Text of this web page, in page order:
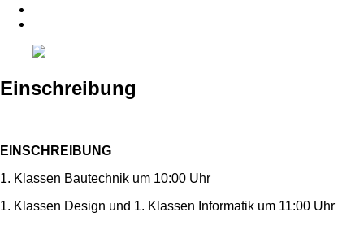
Einschreibung
EINSCHREIBUNG
1. Klassen Bautechnik um 10:00 Uhr
1. Klassen Design und 1. Klassen Informatik um 11:00 Uhr